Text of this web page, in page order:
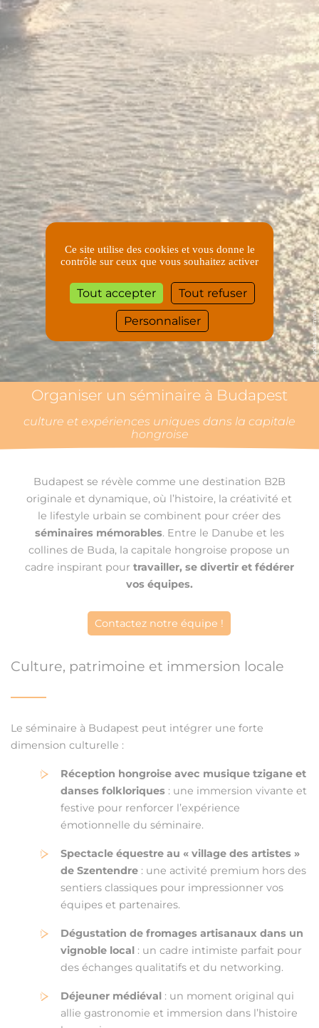
Ce site utilise des cookies et vous donne le
contrôle sur ceux que vous souhaitez activer
Tout accepter Tout refuser
Personnaliser budapest séminaire
Organiser un séminaire à Budapest
culture et expériences uniques dans la capitale
hongroise
Budapest se révèle comme une destination B2B
originale et dynamique, où l’histoire, la créativité et
le lifestyle urbain se combinent pour créer des
séminaires mémorables. Entre le Danube et les
collines de Buda, la capitale hongroise propose un
cadre inspirant pour travailler, se divertir et fédérer
vos équipes.
Contactez notre équipe !
Culture, patrimoine et immersion locale
Le séminaire à Budapest peut intégrer une forte
dimension culturelle :
Réception hongroise avec musique tzigane et
danses folkloriques : une immersion vivante et
festive pour renforcer l’expérience
émotionnelle du séminaire.
Spectacle équestre au « village des artistes »
de Szentendre : une activité premium hors des
sentiers classiques pour impressionner vos
équipes et partenaires.
Dégustation de fromages artisanaux dans un
vignoble local : un cadre intimiste parfait pour
des échanges qualitatifs et du networking.
Déjeuner médiéval : un moment original qui
allie gastronomie et immersion dans l’histoire